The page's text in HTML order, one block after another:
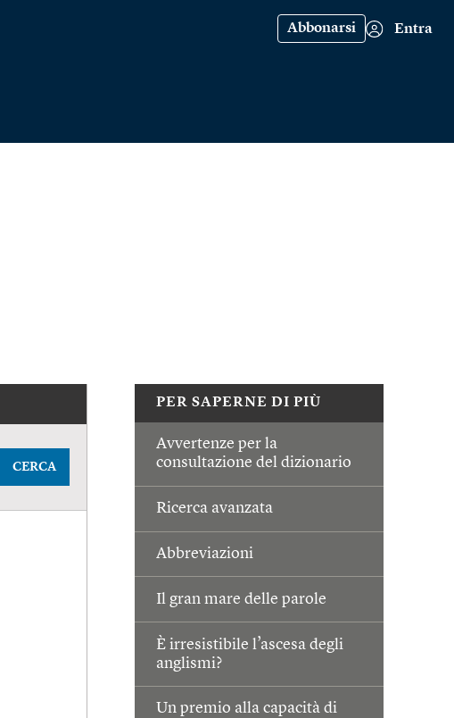
Abbonarsi Entra
PER SAPERNE DI PIÙ
Avvertenze per la
consultazione del dizionario
Ricerca avanzata
Abbreviazioni
Il gran mare delle parole
È irresistibile l’ascesa degli
anglismi?
Un premio alla capacità di
CERCA